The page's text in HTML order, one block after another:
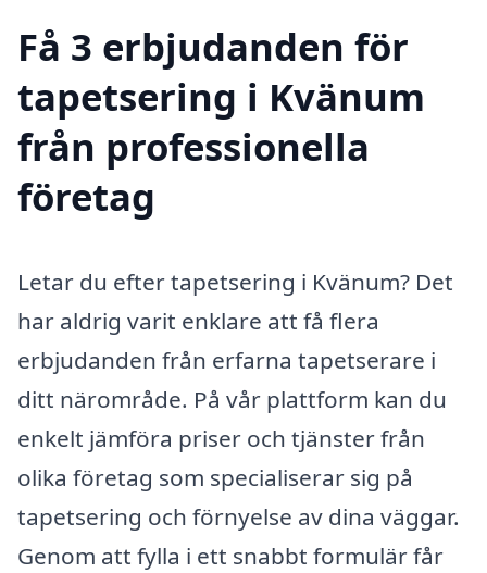
Få 3 erbjudanden för
tapetsering i Kvänum
från professionella
företag
Letar du efter tapetsering i Kvänum? Det
har aldrig varit enklare att få flera
erbjudanden från erfarna tapetserare i
ditt närområde. På vår plattform kan du
enkelt jämföra priser och tjänster från
olika företag som specialiserar sig på
tapetsering och förnyelse av dina väggar.
Genom att fylla i ett snabbt formulär får